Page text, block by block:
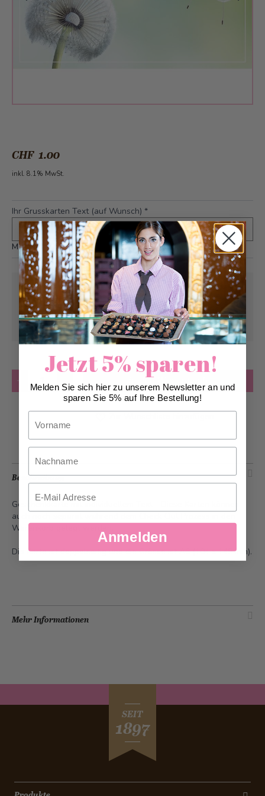
CHF 1.00
inkl. 8.1% MwSt.
Ihr Grusskarten Text (auf Wunsch) *
Maximal 400 Zeichen
Abholung abMontag, 10.08.2026
Kann frühstens abMontag, 10.08.2026
geliefert werden
in den Warenkorb
Beschreibung
Geschenkkarte mit individuellem Text - Diese Karten können
auch noch separat während dem Check Out Prozess in den
Warenkorb gelegt werden.
Die Karte ist doppelseitig und die Grösse ist A6 (104 x 148 mm).
Mehr Informationen
SEIT
1897
Jetzt 5% sparen!
Melden Sie sich hier zu unserem Newsletter an und
sparen Sie 5% auf Ihre Bestellung!
Nachname
Email
Anmelden